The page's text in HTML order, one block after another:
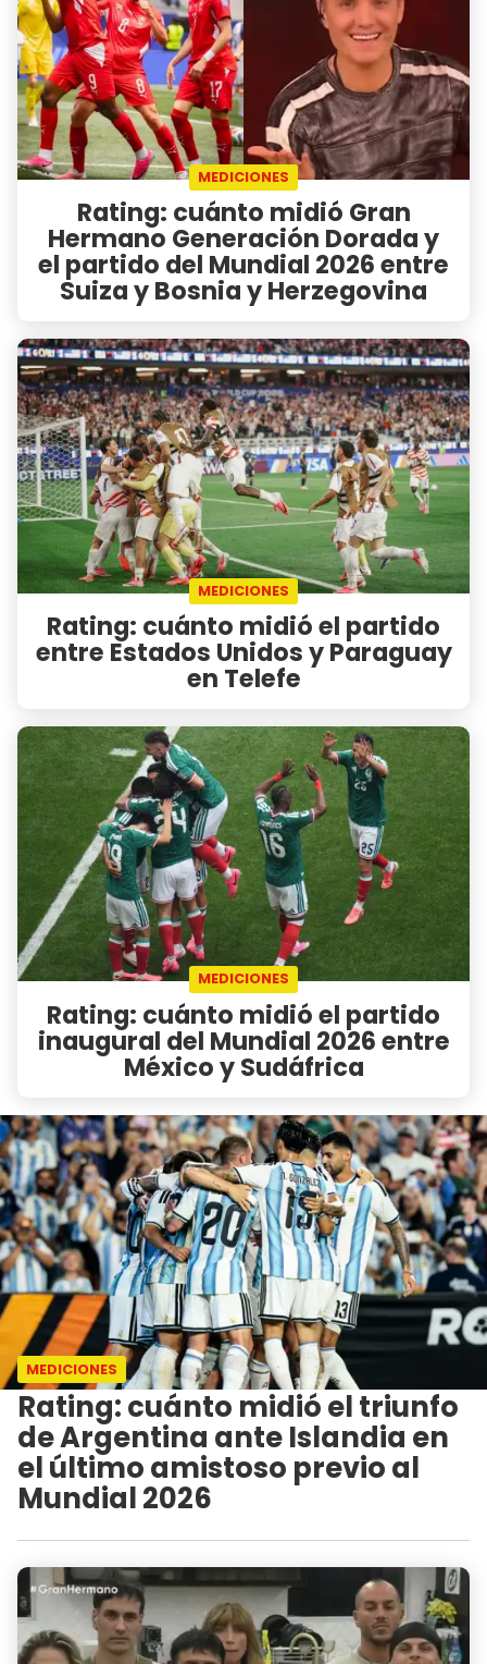
MEDICIONES
Rating: cuánto midió Gran
Hermano Generación Dorada y
el partido del Mundial 2026 entre
Suiza y Bosnia y Herzegovina
MEDICIONES
Rating: cuánto midió el partido
entre Estados Unidos y Paraguay
en Telefe
MEDICIONES
Rating: cuánto midió el partido
inaugural del Mundial 2026 entre
México y Sudáfrica
MEDICIONES
Rating: cuánto midió el triunfo
de Argentina ante Islandia en
el último amistoso previo al
Mundial 2026